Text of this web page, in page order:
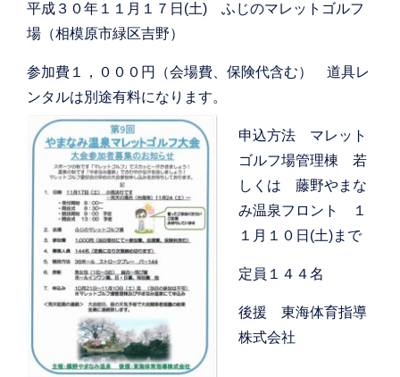
平成３０年１１月１７日(土) ふじのマレットゴルフ
場（相模原市緑区吉野）
参加費１，０００円（会場費、保険代含む） 道具レ
ンタルは別途有料になります。
申込方法 マレット
ゴルフ場管理棟 若
しくは 藤野やまな
み温泉フロント １
１月１０日(土)まで
定員１４４名
後援 東海体育指導
株式会社